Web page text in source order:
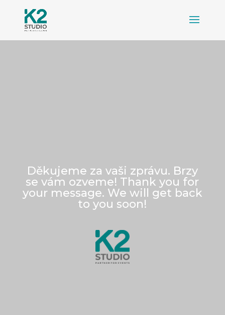
Děkujeme za vaši zprávu. Brzy
se vám ozveme! Thank you for
your message. We will get back
to you soon!